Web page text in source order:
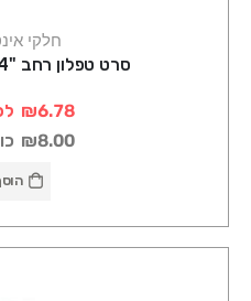
חלקי
סרט טפלון רחב "3/4 70 גרם שגיב
₪6.78
₪8.00